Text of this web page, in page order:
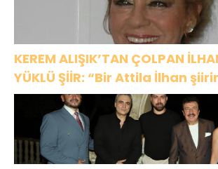
KEREM ALIŞIK’TAN ÇOLPAN
YÜKLÜ ŞİİR: “Bir Attila İlhan
çıkmıştı sanki”